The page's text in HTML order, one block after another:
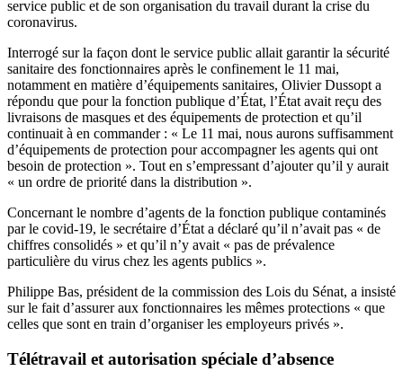
service public et de son organisation du travail durant la crise du
coronavirus.
Interrogé sur la façon dont le service public allait garantir la sécurité
sanitaire des fonctionnaires après le confinement le 11 mai,
notamment en matière d’équipements sanitaires, Olivier Dussopt a
répondu que pour la fonction publique d’État, l’État avait reçu des
livraisons de masques et des équipements de protection et qu’il
continuait à en commander : « Le 11 mai, nous aurons suffisamment
d’équipements de protection pour accompagner les agents qui ont
besoin de protection ». Tout en s’empressant d’ajouter qu’il y aurait
« un ordre de priorité dans la distribution ».
Concernant le nombre d’agents de la fonction publique contaminés
par le covid-19, le secrétaire d’État a déclaré qu’il n’avait pas « de
chiffres consolidés » et qu’il n’y avait « pas de prévalence
particulière du virus chez les agents publics ».
Philippe Bas, président de la commission des Lois du Sénat, a insisté
sur le fait d’assurer aux fonctionnaires les mêmes protections « que
celles que sont en train d’organiser les employeurs privés ».
Télétravail et autorisation spéciale d’absence